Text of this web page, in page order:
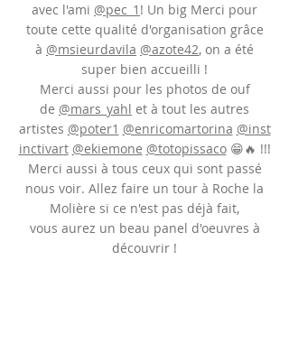
avec l'ami @pec_1 ! Un big Merci pour
toute cette qualité d'organisation grâce
à @msieurdavila @azote42, on a été
super bien accueilli !
Merci aussi pour les photos de ouf
de @mars_yahl et à tout les autres
artistes @poter1 @enricomartorina @inst
inctivart @ekiemone @totopissaco😁🔥 !!!
Merci aussi à tous ceux qui sont passé
nous voir. Allez faire un tour à Roche la
Molière si ce n'est pas déjà fait,
vous aurez un beau panel d'oeuvres à
découvrir !